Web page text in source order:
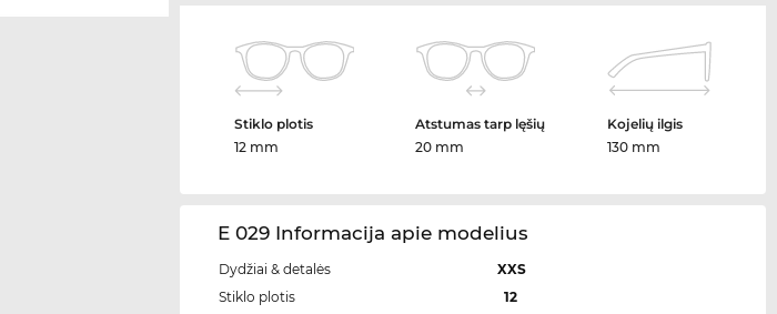
Stiklo plotis
12 mm
Atstumas tarp lęšių
20 mm
Kojelių ilgis
130 mm
E 029 Informacija apie modelius
Dydžiai & detalės
XXS
Stiklo plotis
12